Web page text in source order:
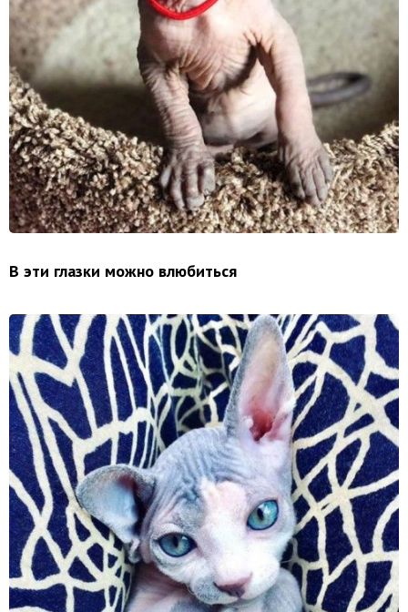
В эти глазки можно влюбиться